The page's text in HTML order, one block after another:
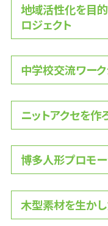
地域活性化を目
ロジェクト
中学校交流ワーク
ニットアクセを作
博多人形プロモー
木型素材を生か